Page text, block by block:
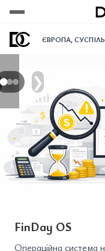
ЄВРОПА,
❯
FinDay OS
Операційна система